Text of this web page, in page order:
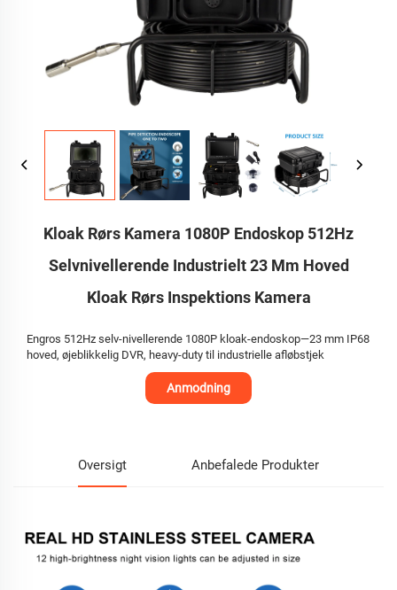
Kloak Rørs Kamera 1080P Endoskop 512Hz
Selvnivellerende Industrielt 23 Mm Hoved
Kloak Rørs Inspektions Kamera
Engros 512Hz selv-nivellerende 1080P kloak-endoskop—23 mm IP68
hoved, øjeblikkelig DVR, heavy-duty til industrielle afløbstjek
Anmodning
Oversigt Anbefalede Produkter